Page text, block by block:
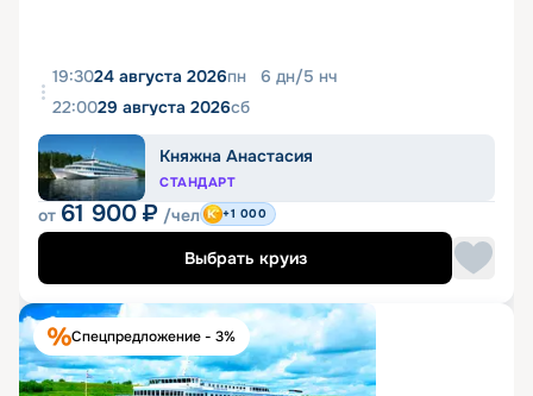
19:3024 августа 2026пн 6 дн/5 нч
22:0029 августа 2026сб
Княжна Анастасия
СТАНДАРТ
от 61 900 ₽ /чел +1 000
Выбрать круиз
Спецпредложение - 3%